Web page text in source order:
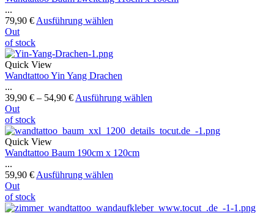
...
79,90 € Ausführung wählen
Out
of stock
Quick View
Wandtattoo Yin Yang Drachen
...
39,90 € – 54,90 € Ausführung wählen
Out
of stock
Quick View
Wandtattoo Baum 190cm x 120cm
...
59,90 € Ausführung wählen
Out
of stock